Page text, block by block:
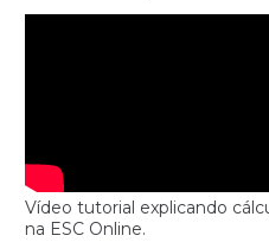
Vídeo tutorial explicando
na ESC Online.